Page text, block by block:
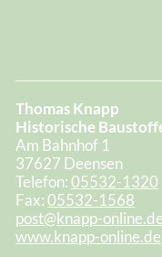
Thomas Knapp
Historische
Am Bahnhof 1
37627 Deensen
Telefon:05532-1320
Fax:05532-1568
post@knapp-online.de
www.knapp-online.de